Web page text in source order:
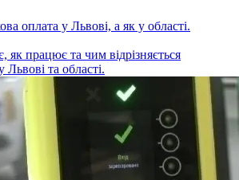
оплата у Львові, а як у області.
працює та чим відрізняється
Львові та області.